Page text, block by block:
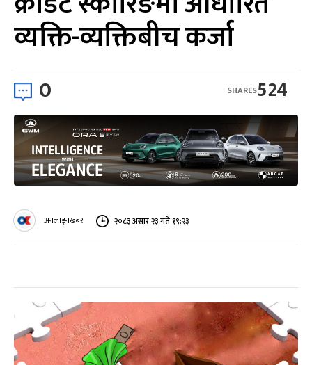
व्यक्ति-व्यक्तिबीच कर्जा
0 524
SHARES
अनलाइनखबर २०८३ असार २३ गते १९:२३